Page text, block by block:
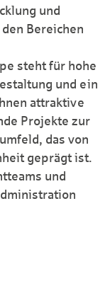
und
Bereichen
steht für hohe
und ein
attraktive
Projekte zur
das von
geprägt ist.
und